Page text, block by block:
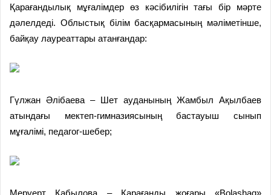
Қарағандылық мұғалімдер өз кәсібилігін тағы бір мәрте
дәлелдеді. Облыстық білім басқармасының мәліметінше,
байқау лауреаттары атанғандар:
Гүлжан Әлібаева – Шет ауданының Жамбыл Ақылбаев
атындағы мектеп-гимназиясының бастауыш сынып
мұғалімі, педагог-шебер;
Меруерт Қабылова – Қарағанды жоғары «Bolashaq»